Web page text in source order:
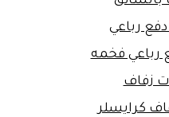
رباعي
رباعي فخمه
زفاف
كرايسلر